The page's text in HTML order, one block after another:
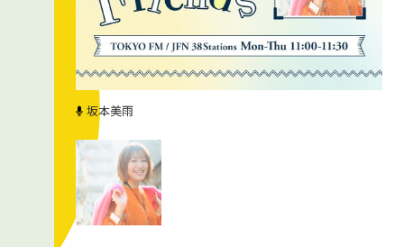
坂本美雨